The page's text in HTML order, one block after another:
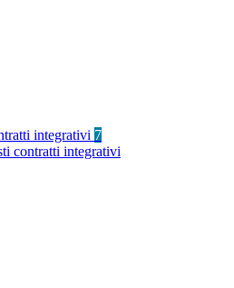
integrativi 7
contratti integrativi